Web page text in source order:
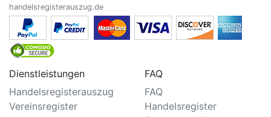
handelsregisterauszug.de
Dienstleistungen
Handelsregisterauszug
Vereinsregister
FAQ
FAQ
Handelsregister